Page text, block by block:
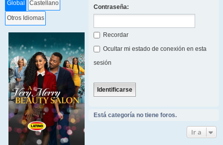
Global Castellano
Otros Idiomas
Contraseña:
Recordar
Ocultar mi estado de conexión en esta
sesión
Está categoría no tiene foros.
Ir a